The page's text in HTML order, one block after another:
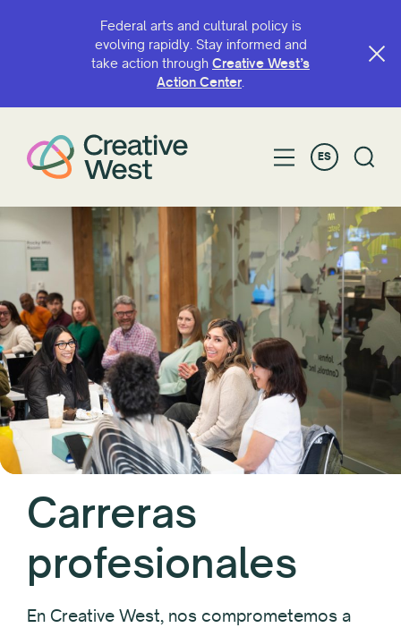
Federal arts and cultural policy is
evolving rapidly. Stay informed and
take action through Creative West’s
Action Center.
ES
Carreras
profesionales
En Creative West, nos comprometemos a